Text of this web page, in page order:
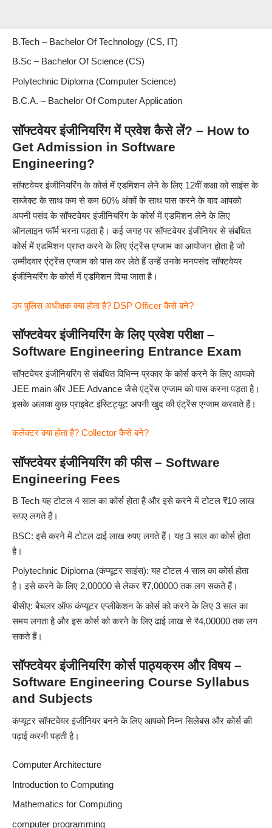
B.Tech – Bachelor Of Technology (CS, IT)
B.Sc – Bachelor Of Science (CS)
Polytechnic Diploma (Computer Science)
B.C.A. – Bachelor Of Computer Application
सॉफ्टवेयर इंजीनियरिंग में प्रवेश कैसे लें? – How to
Get Admission in Software
Engineering?
सॉफ्टवेयर इंजीनियरिंग के कोर्स में एडमिशन लेने के लिए 12वीं कक्षा को साइंस के
सब्जेक्ट के साथ कम से कम 60% अंकों के साथ पास करने के बाद आपको
अपनी पसंद के सॉफ्टवेयर इंजीनियरिंग के कोर्स में एडमिशन लेने के लिए
ऑनलाइन फॉर्म भरना पड़ता है। कई जगह पर सॉफ्टवेयर इंजीनियर से संबंधित
कोर्स में एडमिशन प्राप्त करने के लिए एंट्रेंस एग्जाम का आयोजन होता है जो
उम्मीदवार एंट्रेंस एग्जाम को पास कर लेते हैं उन्हें उनके मनपसंद सॉफ्टवेयर
इंजीनियरिंग के कोर्स में एडमिशन दिया जाता है।
उप पुलिस अधीक्षक क्या होता है? DSP Officer कैसे बने?
सॉफ्टवेयर इंजीनियरिंग के लिए प्रवेश परीक्षा –
Software Engineering Entrance Exam
सॉफ्टवेयर इंजीनियरिंग से संबंधित विभिन्न प्रकार के कोर्स करने के लिए आपको
JEE main और JEE Advance जैसे एंट्रेंस एग्जाम को पास करना पड़ता है।
इसके अलावा कुछ प्राइवेट इंस्टिट्यूट अपनी खुद की एंट्रेंस एग्जाम करवाते हैं।
कलेक्टर क्या होता है? Collector कैसे बने?
सॉफ्टवेयर इंजीनियरिंग की फीस – Software
Engineering Fees
B Tech यह टोटल 4 साल का कोर्स होता है और इसे करने में टोटल ₹10 लाख
रूपए लगते हैं।
BSC: इसे करने में टोटल ढाई लाख रुपए लगते हैं। यह 3 साल का कोर्स होता
है।
Polytechnic Diploma (कंप्यूटर साइंस): यह टोटल 4 साल का कोर्स होता
है। इसे करने के लिए 2,00000 से लेकर ₹7,00000 तक लग सकते हैं।
बीसीए: बैचलर ऑफ कंप्यूटर एप्लीकेशन के कोर्स को करने के लिए 3 साल का
समय लगता है और इस कोर्स को करने के लिए ढाई लाख से ₹4,00000 तक लग
सकते हैं।
सॉफ्टवेयर इंजीनियरिंग कोर्स पाठ्यक्रम और विषय –
Software Engineering Course Syllabus
and Subjects
कंप्यूटर सॉफ्टवेयर इंजीनियर बनने के लिए आपको निम्न सिलेबस और कोर्स की
पढ़ाई करनी पड़ती है।
Computer Architecture
Introduction to Computing
Mathematics for Computing
computer programming